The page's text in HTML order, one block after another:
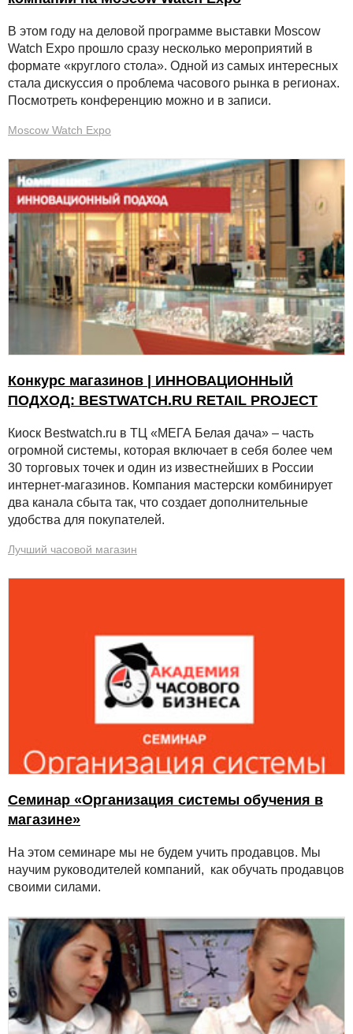
В этом году на деловой программе выставки Moscow
Watch Expo прошло сразу несколько мероприятий в
формате «круглого стола». Одной из самых интересных
стала дискуссия о проблема часового рынка в регионах.
Посмотреть конференцию можно и в записи.
Moscow Watch Expo
Конкурс магазинов | ИННОВАЦИОННЫЙ
ПОДХОД: BESTWATCH.RU RETAIL PROJECT
Киоск Bestwatch.ru в ТЦ «МЕГА Белая дача» – часть
огромной системы, которая включает в себя более чем
30 торговых точек и один из известнейших в России
интернет-магазинов. Компания мастерски комбинирует
два канала сбыта так, что создает дополнительные
удобства для покупателей.
Лучший часовой магазин
Семинар «Организация системы обучения в
магазине»
На этом семинаре мы не будем учить продавцов. Мы
научим руководителей компаний, как обучать продавцов
своими силами.